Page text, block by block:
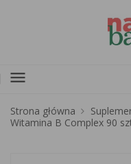
menu
Strona główna
Witamina B Complex 90